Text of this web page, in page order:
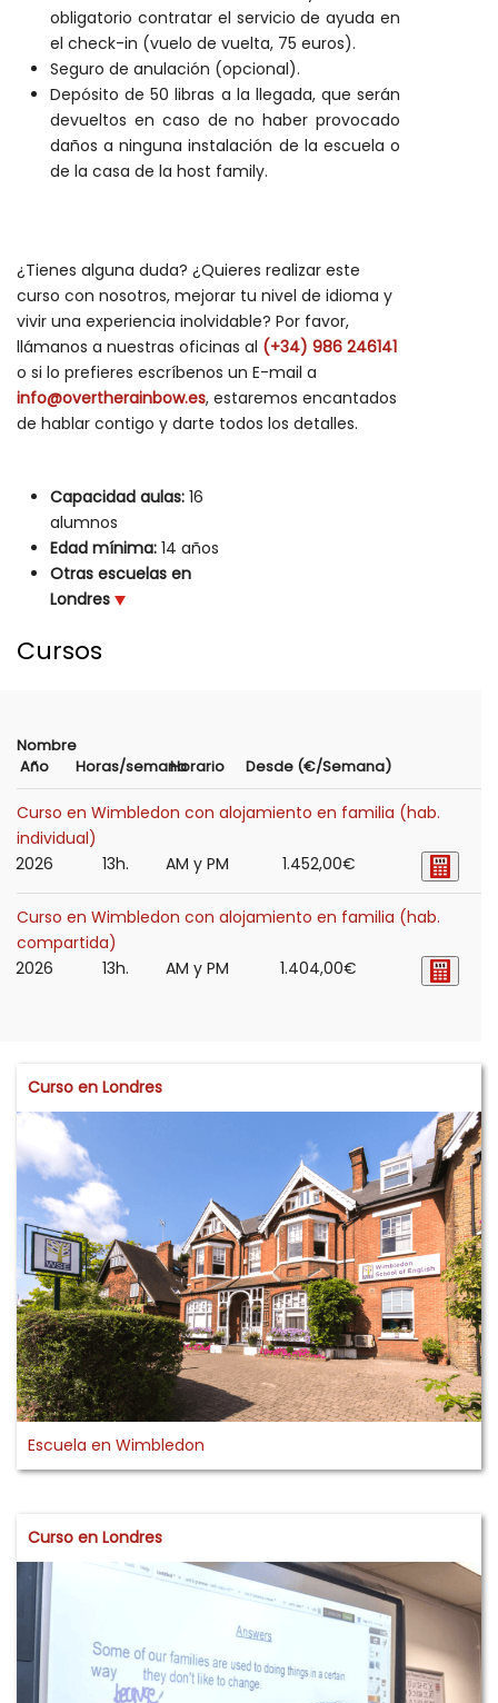
obligatorio contratar el servicio de ayuda en
el check-in (vuelo de vuelta, 75 euros).
Seguro de anulación (opcional).
Depósito de 50 libras a la llegada, que serán
devueltos en caso de no haber provocado
daños a ninguna instalación de la escuela o
de la casa de la host family.
¿Tienes alguna duda? ¿Quieres realizar este
curso con nosotros, mejorar tu nivel de idioma y
vivir una experiencia inolvidable? Por favor,
llámanos a nuestras oficinas al (+34) 986 246141
o si lo prefieres escríbenos un E-mail a
info@overtherainbow.es, estaremos encantados
de hablar contigo y darte todos los detalles.
Capacidad aulas: 16
alumnos
Edad mínima: 14 años
Otras escuelas en
Londres
Cursos
Nombre
Año
Horas/semanaHorario Desde (€/Semana)
Curso en Wimbledon con alojamiento en familia (hab.
individual)
2026
13h. AM y PM 1.452,00€
Curso en Wimbledon con alojamiento en familia (hab.
compartida)
2026
13h. AM y PM 1.404,00€
Curso en Londres
Escuela en Wimbledon
Curso en Londres